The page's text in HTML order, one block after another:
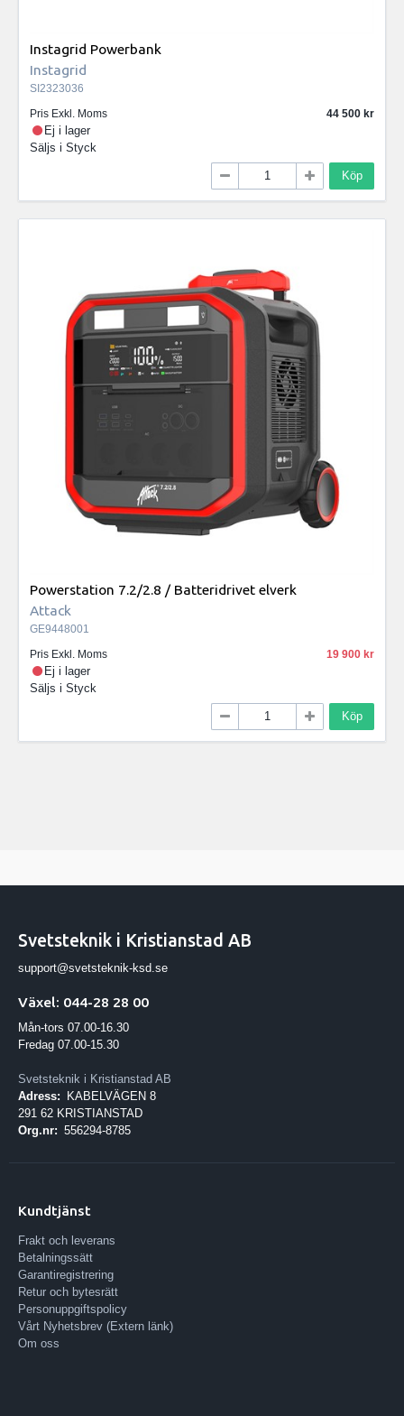
Instagrid Powerbank
Instagrid
SI2323036
Pris Exkl. Moms
44 500
Ej i lager
Säljs i Styck
Köp
Powerstation 7.2/2.8 / Batteridrivet elverk
Attack
GE9448001
Pris Exkl. Moms
19 900
Ej i lager
Säljs i Styck
Köp
Svetsteknik i Kristianstad AB
support@svetsteknik-ksd.se
Växel: 044-28 28 00
Mån-tors 07.00-16.30
Fredag 07.00-15.30
Svetsteknik i Kristianstad AB
Adress:
KABELVÄGEN 8
291 62 KRISTIANSTAD
Org.nr: 556294-8785
Kundtjänst
Frakt och leverans
Betalningssätt
Garantiregistrering
Retur och bytesrätt
Personuppgiftspolicy
Vårt Nyhetsbrev (Extern länk)
Om oss